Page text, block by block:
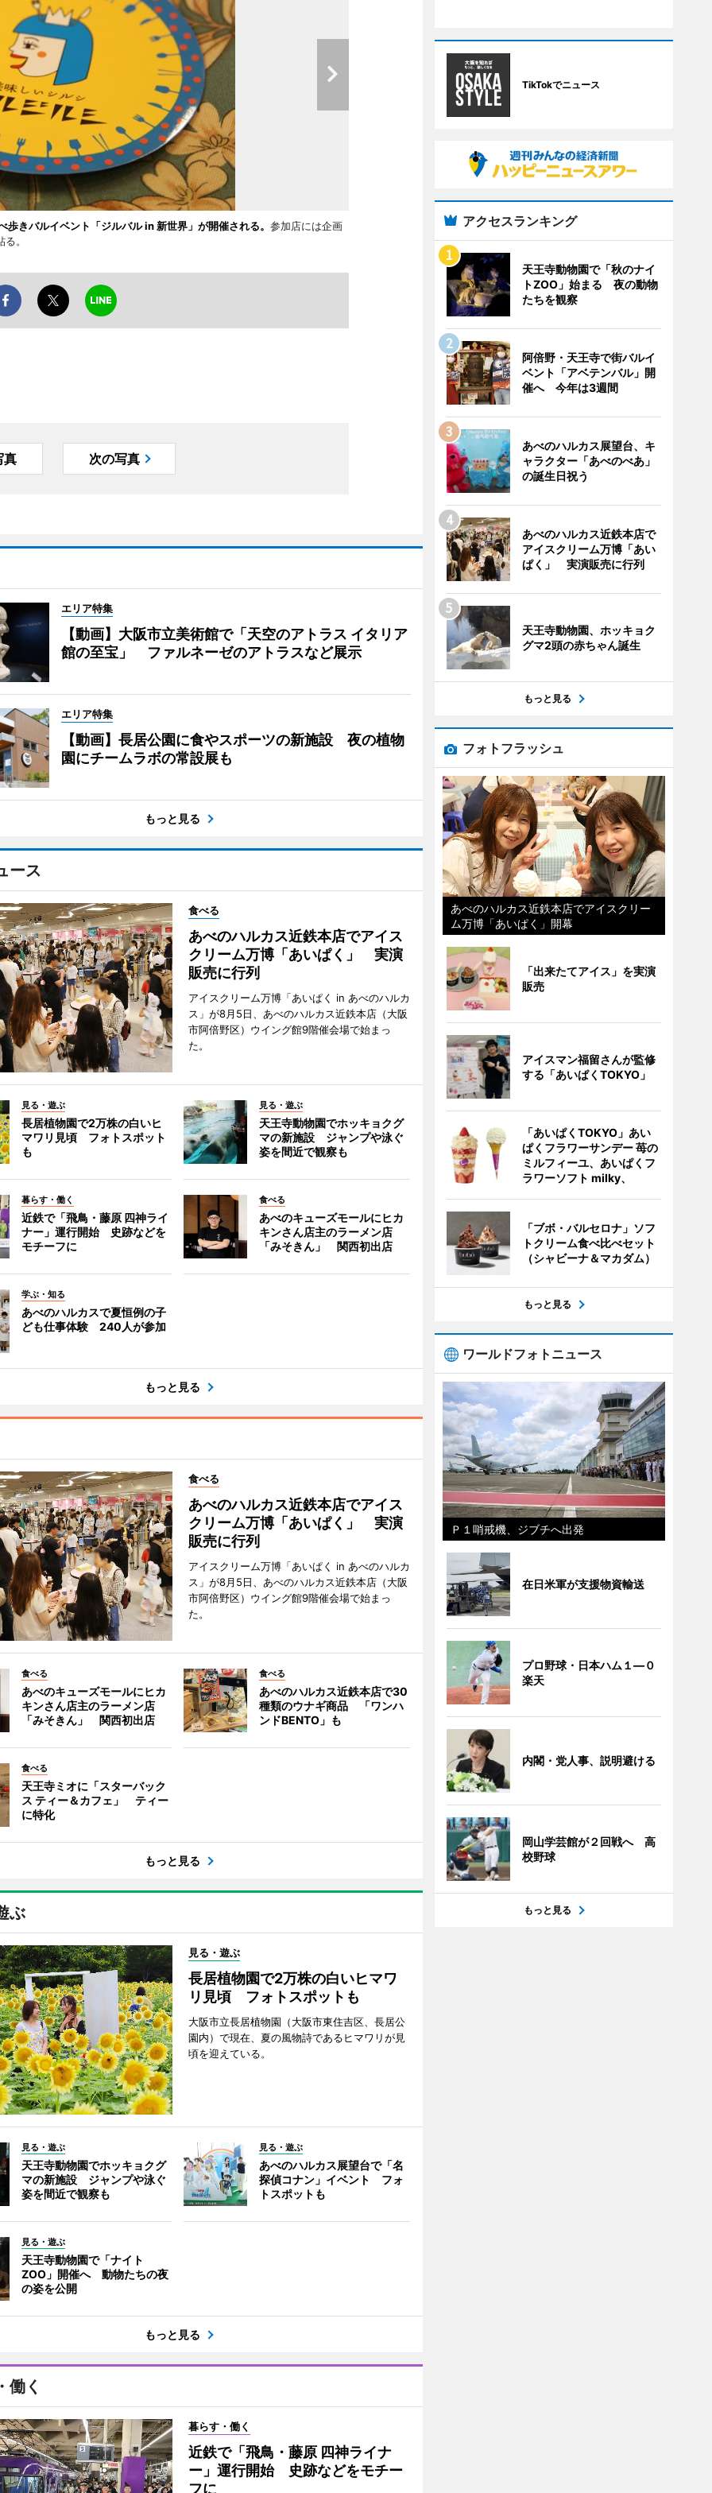
きバルイベント「ジルバル in 新世界」が開催される。 参加店には企画
。
真 次の写真
エリア特集
【動画】大阪市立美術館で「天空のアトラス イタリア
館の至宝」 ファルネーゼのアトラスなど展示
エリア特集
【動画】長居公園に食やスポーツの新施設 夜の植物
園にチームラボの常設展も
もっと見る
ース
食べる
あべのハルカス近鉄本店でアイス
クリーム万博「あいぱく」 実演
販売に行列
アイスクリーム万博「あいぱく in あべのハルカ
ス」が8月5日、あべのハルカス近鉄本店（大阪
市阿倍野区）ウイング館9階催会場で始まっ
た。
見る・遊ぶ
長居植物園で2万株の白いヒ
マワリ見頃 フォトスポット
も
見る・遊ぶ
天王寺動物園でホッキョクグ
マの新施設 ジャンプや泳ぐ
姿を間近で観察も
暮らす・働く
近鉄で「飛鳥・藤原 四神ライ
ナー」運行開始 史跡などを
モチーフに
食べる
あべのキューズモールにヒカ
キンさん店主のラーメン店
「みそきん」 関西初出店
学ぶ・知る
あべのハルカスで夏恒例の子
ども仕事体験 240人が参加
もっと見る
食べる
あべのハルカス近鉄本店でアイス
クリーム万博「あいぱく」 実演
販売に行列
アイスクリーム万博「あいぱく in あべのハルカ
ス」が8月5日、あべのハルカス近鉄本店（大阪
市阿倍野区）ウイング館9階催会場で始まっ
た。
食べる
あべのキューズモールにヒカ
キンさん店主のラーメン店
「みそきん」 関西初出店
食べる
あべのハルカス近鉄本店で30
種類のウナギ商品 「ワンハ
ンドBENTO」も
食べる
天王寺ミオに「スターバック
ス ティー＆カフェ」 ティー
に特化
もっと見る
ぶ
見る・遊ぶ
長居植物園で2万株の白いヒマワ
リ見頃 フォトスポットも
大阪市立長居植物園（大阪市東住吉区、長居公
園内）で現在、夏の風物詩であるヒマワリが見
頃を迎えている。
見る・遊ぶ
天王寺動物園でホッキョクグ
マの新施設 ジャンプや泳ぐ
姿を間近で観察も
見る・遊ぶ
あべのハルカス展望台で「名
探偵コナン」イベント フォ
トスポットも
見る・遊ぶ
天王寺動物園で「ナイト
ZOO」開催へ 動物たちの夜
の姿を公開
もっと見る
働く
暮らす・働く
近鉄で「飛鳥・藤原 四神ライナ
ー」運行開始 史跡などをモチー
フに
TikTokでニュース
アクセスランキング
天王寺動物園で「秋のナイ
トZOO」始まる 夜の動物
たちを観察
阿倍野・天王寺で街バルイ
ベント「アベテンバル」開
催へ 今年は3週間
あべのハルカス展望台、キ
ャラクター「あべのべあ」
の誕生日祝う
あべのハルカス近鉄本店で
アイスクリーム万博「あい
ぱく」 実演販売に行列
天王寺動物園、ホッキョク
グマ2頭の赤ちゃん誕生
もっと見る
フォトフラッシュ
あべのハルカス近鉄本店でアイスクリー
ム万博「あいぱく」開幕
「出来たてアイス」を実演
販売
アイスマン福留さんが監修
する「あいぱくTOKYO」
「あいぱくTOKYO」あい
ぱくフラワーサンデー 苺の
ミルフィーユ、あいぱくフ
ラワーソフト milky、
「ブボ・バルセロナ」ソフ
トクリーム食べ比べセット
（シャビーナ＆マカダム）
もっと見る
ワールドフォトニュース
Ｐ１哨戒機、ジブチへ出発
在日米軍が支援物資輸送
プロ野球・日本ハム１―０
楽天
内閣・党人事、説明避ける
岡山学芸館が２回戦へ 高
校野球
もっと見る